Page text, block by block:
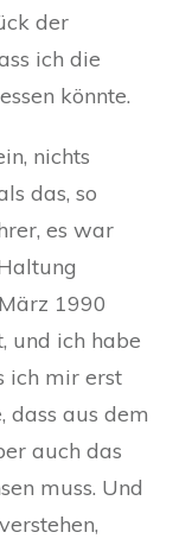
der
ich die
könnte.
nichts
das, so
es war
1990
und ich habe
ich mir erst
dass aus dem
auch das
muss. Und